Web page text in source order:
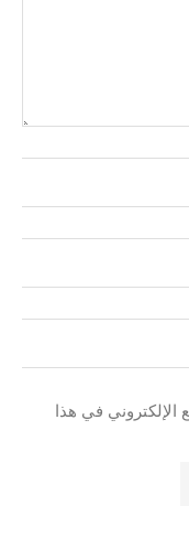
الإلكتروني في هذا